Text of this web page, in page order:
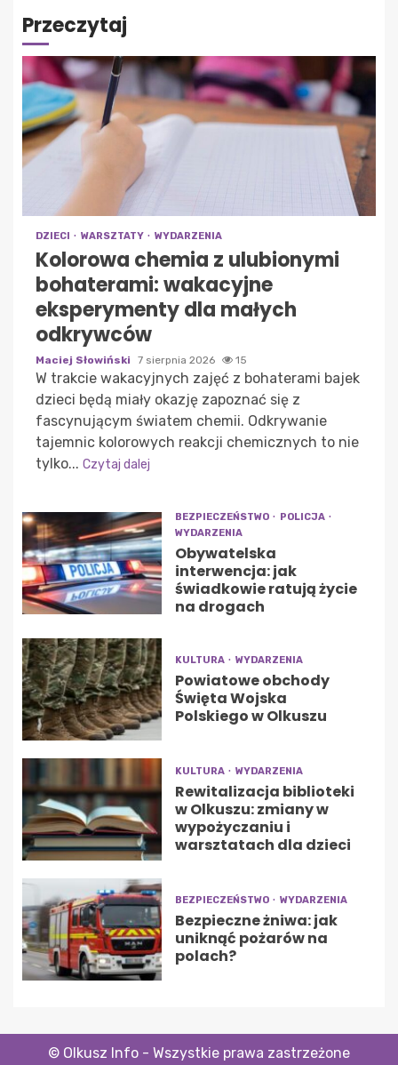
Przeczytaj
DZIECI WARSZTATY WYDARZENIA
Kolorowa chemia z ulubionymi
bohaterami: wakacyjne
eksperymenty dla małych
odkrywców
Maciej Słowiński 7 sierpnia 2026 15
W trakcie wakacyjnych zajęć z bohaterami bajek
dzieci będą miały okazję zapoznać się z
fascynującym światem chemii. Odkrywanie
tajemnic kolorowych reakcji chemicznych to nie
tylko... Czytaj dalej
BEZPIECZEŃSTWO
POLICJA
WYDARZENIA
Obywatelska
interwencja: jak
świadkowie ratują życie
na drogach
KULTURA WYDARZENIA
Powiatowe obchody
Święta Wojska
Polskiego w Olkuszu
KULTURA WYDARZENIA
Rewitalizacja biblioteki
w Olkuszu: zmiany w
wypożyczaniu i
warsztatach dla dzieci
BEZPIECZEŃSTWO WYDARZENIA
Bezpieczne żniwa: jak
uniknąć pożarów na
polach?
© Olkusz Info - Wszystkie prawa zastrzeżone